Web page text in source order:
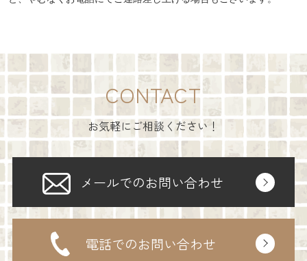
CONTACT
お気軽にご相談ください！
メールでのお問い合わせ
電話でのお問い合わせ